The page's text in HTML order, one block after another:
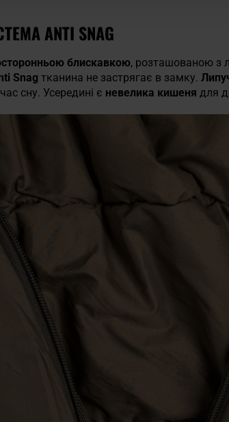
ANTI SNAG
блискавкою, розташованою з
Snag тканина не застрягає в замку.
сну. Усередині є невелика кишеня для